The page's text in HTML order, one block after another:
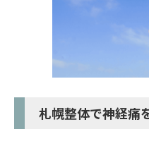
札幌整体で神経痛